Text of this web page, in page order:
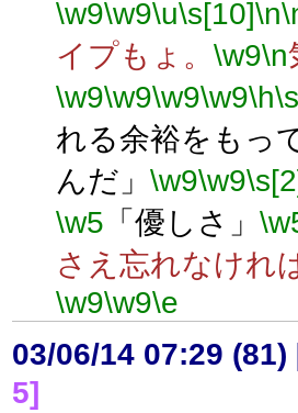
\w9\w9\u\s[10]\n
イプもょ。 \w9\n
\w9\w9\w9\w9\h
れる余裕をもっ
んだ」 \w9\w9
\w5 「優しさ」
さえ忘れなけれ
\w9\w9\e
03/06/14 07:29 (81)
5]